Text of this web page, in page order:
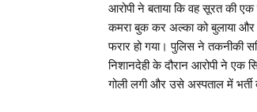
आरोपी ने बताया कि वह सूरत की
कमरा बुक कर अल्का को बुलाया
फरार हो गया। पुलिस ने तकनीकी
निशानदेही के दौरान आरोपी ने एक
गोली लगी और उसे अस्पताल में भर्ती